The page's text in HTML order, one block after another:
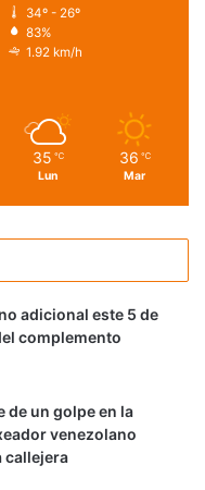
34º - 26º
83%
1.92 km/h
35 ℃
Lun
36 ℃
Mar
adicional este 5 de
complemento
de un golpe en la
venezolano
callejera